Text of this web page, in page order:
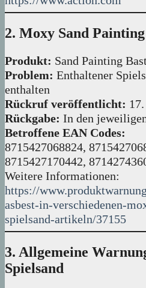
2. Moxy Sand Painting
Produkt: Sand Painting
Problem: Enthaltener
enthalten
Rückruf veröffentlicht:
Rückgabe: In den
Betroffene EAN Codes:
8715427068824,
8715427170442,
Weitere Informationen:
https://
asbest-in-verschiedenen-
spielsand-artikeln/37155
3. Allgemeine
Spielsand